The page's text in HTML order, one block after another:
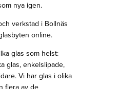
nya igen.
verkstad i Bollnäs
online.
glas som helst:
glas, enkelslipade,
Vi har glas i olika